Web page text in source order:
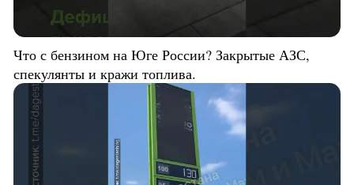
Что с бензином на Юге России? Закрытые АЗС,
спекулянты и кражи топлива.